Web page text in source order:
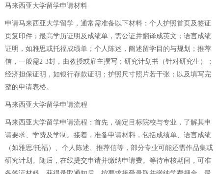
马来西亚大学留学申请材料
申请马来西亚大学留学，通常需准备以下材料：个人护照首页及签证
页复印件；最高学历证明及成绩单，需公证并翻译成英文；语言成绩
证明，如雅思或托福成绩单；个人陈述，阐述留学目的与规划；推荐
信，一般需2-3封，由教授或雇主撰写；研究计划书（针对研究生）；
经济担保证明，如银行存款证明；护照尺寸照片若干张；以及填写完
整的申请表格。
马来西亚大学留学申请流程
马来西亚大学留学申请流程：首先，确定目标院校与专业，了解其申
请要求、学费及学制。接着，准备申请材料，包括成绩单、语言成绩
（如雅思/托福）、个人陈述、推荐信等，部分专业可能还需作品集或
研究计划。随后，在线提交申请并缴纳申请费。等待审核期间，可准